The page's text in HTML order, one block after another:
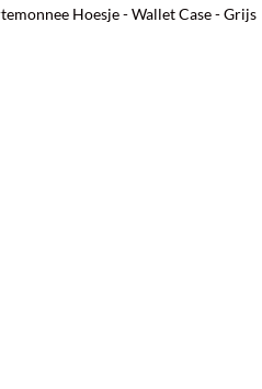
Hoesje - Wallet Case - Grijs